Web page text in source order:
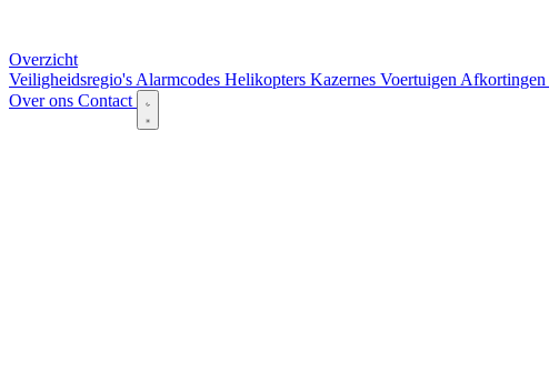
Overzicht
Veiligheidsregio's Alarmcodes Helikopters Kazernes Voertuigen Afkortingen
Over ons Contact